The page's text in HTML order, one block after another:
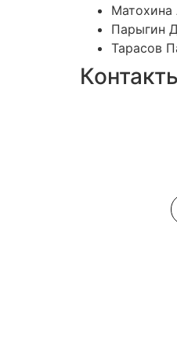
Матохина
Парыгин
Тарасов